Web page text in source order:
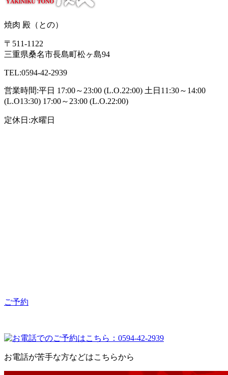
焼肉 殿（との）
〒511-1122
三重県桑名市長島町松ヶ島94
TEL:0594-42-2939
営業時間:平日 17:00～23:00 (L.O.22:00) 土日11:30～14:00
(L.O13:30) 17:00～23:00 (L.O.22:00)
定休日:水曜日
ご予約
お電話が苦手な方などはこちらから